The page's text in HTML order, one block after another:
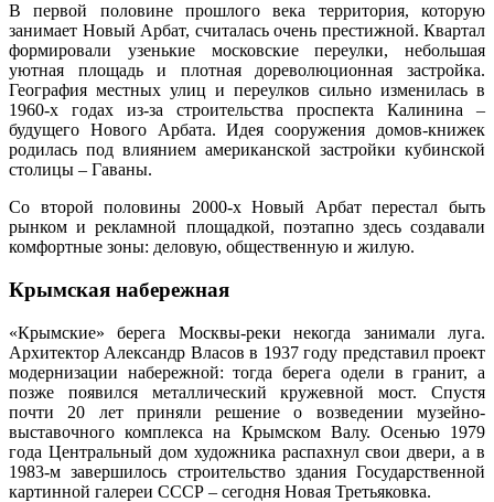
В первой половине прошлого века территория, которую
занимает Новый Арбат, считалась очень престижной. Квартал
формировали узенькие московские переулки, небольшая
уютная площадь и плотная дореволюционная застройка.
География местных улиц и переулков сильно изменилась в
1960-х годах из-за строительства проспекта Калинина –
будущего Нового Арбата. Идея сооружения домов-книжек
родилась под влиянием американской застройки кубинской
столицы – Гаваны.
Со второй половины 2000-х Новый Арбат перестал быть
рынком и рекламной площадкой, поэтапно здесь создавали
комфортные зоны: деловую, общественную и жилую.
Крымская набережная
«Крымские» берега Москвы-реки некогда занимали луга.
Архитектор Александр Власов в 1937 году представил проект
модернизации набережной: тогда берега одели в гранит, а
позже появился металлический кружевной мост. Спустя
почти 20 лет приняли решение о возведении музейно-
выставочного комплекса на Крымском Валу. Осенью 1979
года Центральный дом художника распахнул свои двери, а в
1983-м завершилось строительство здания Государственной
картинной галереи СССР – сегодня Новая Третьяковка.